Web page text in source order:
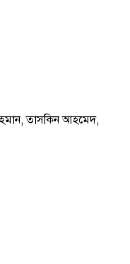
তাসকিন আহমেদ,